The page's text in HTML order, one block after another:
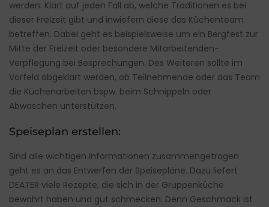
werden. Klärt auf jeden Fall ab, welche Traditionen es bei
dieser Freizeit gibt und inwiefern diese das Küchenteam
betreffen. Dabei geht es beispielsweise um ein Bergfest zur
Mitte der Freizeit oder besondere Mitarbeitenden-
Verpflegung bei Besprechungen. Des Weiteren sollte im
Vorfeld abgeklärt werden, ob Teilnehmende oder das Team
die Küchenarbeiten bspw. beim Schnippeln oder
Abwaschen unterstützen.
Speiseplan erstellen:
Sind alle wichtigen Informationen zusammengetragen
geht es an das Entwerfen der Speisepläne. Dazu liefert
DEATER viele Rezepte, die sich in der Gruppenküche
bewährt haben und gut schmecken. Denn Geschmack ist